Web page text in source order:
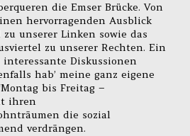
die Emser Brücke. Von
hervorragenden Ausblick
unserer Linken sowie das
zu unserer Rechten. Ein
Diskussionen
hab’ meine ganz eigene
bis Freitag –
ihren
die sozial
verdrängen.